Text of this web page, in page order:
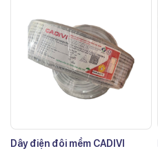
Dây điện đôi mềm CADIVI